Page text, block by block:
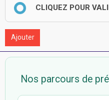
CLIQUEZ POUR
Ajouter
Nos parcours de